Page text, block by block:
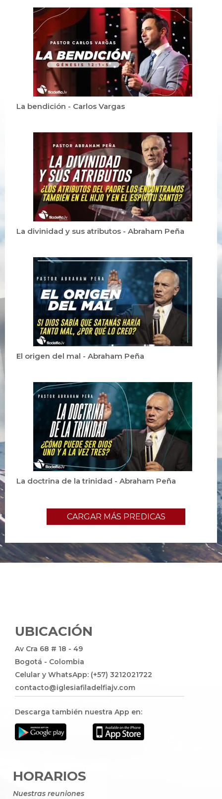
La bendición - Carlos Vargas
La divinidad y sus atributos - Abraham Peña
El origen del mal - Abraham Peña
La doctrina de la trinidad - Abraham Peña
CARGAR MÁS PREDICAS
UBICACIÓN
Av Cra 68 # 18 - 49
Bogotá - Colombia
Celular y WhatsApp: (+57) 3212021722
contacto@iglesiafiladelfiajv.com
Descarga también nuestra App en:
HORARIOS
Nuestras reuniones